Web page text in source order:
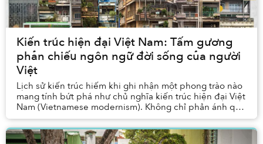
Kiến trúc hiện đại Việt Nam: Tấm gương
phản chiếu ngôn ngữ đời sống của người
Việt
Lịch sử kiến trúc hiếm khi ghi nhận một phong trào nào
mang tính bứt phá như chủ nghĩa kiến trúc hiện đại Việt
Nam (Vietnamese modernism). Không chỉ phản ánh quá
trình chuyển mình và tự định hình bản ...